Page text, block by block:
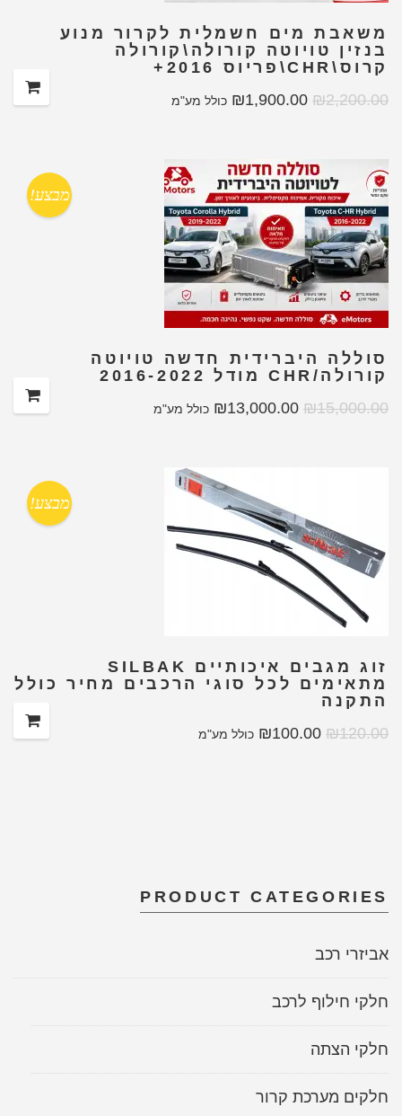
משאבת מים חשמלית לקרור מנוע
בנזין טויוטה קורולה\קורולה
קרוס\CHR\פריוס 2016+
₪2,200.00
₪1,900.00 כולל מע"מ
מבצע!
סוללה היברידית חדשה טויוטה
קורולה/CHR מודל 2016-2022
₪15,000.00
₪13,000.00 כולל מע"מ
מבצע!
זוג מגבים איכותיים SILBAK
מתאימים לכל סוגי הרכבים מחיר כולל
התקנה
₪120.00
₪100.00 כולל מע"מ
PRODUCT CATEGORIES
אביזרי רכב
חלקי חילוף לרכב
חלקי הצתה
חלקים מערכת קרור